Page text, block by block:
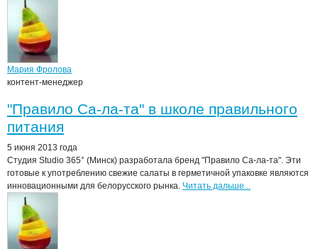
Мария Фролова
контент-менеджер
"Правило Са-ла-та" в школе правильного
питания
5 июня 2013 года
Студия Studio 365° (Минск) разработала бренд "Правило Са-ла-та". Эти
готовые к употреблению свежие салаты в герметичной упаковке являются
инновационными для белорусского рынка. Читать дальше...